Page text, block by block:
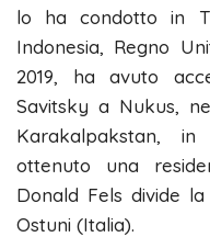
lo ha condotto in
Indonesia, Regno
2019, ha avuto
Savitsky a Nukus,
Karakalpakstan,
ottenuto una
Donald Fels divide
Ostuni (Italia).